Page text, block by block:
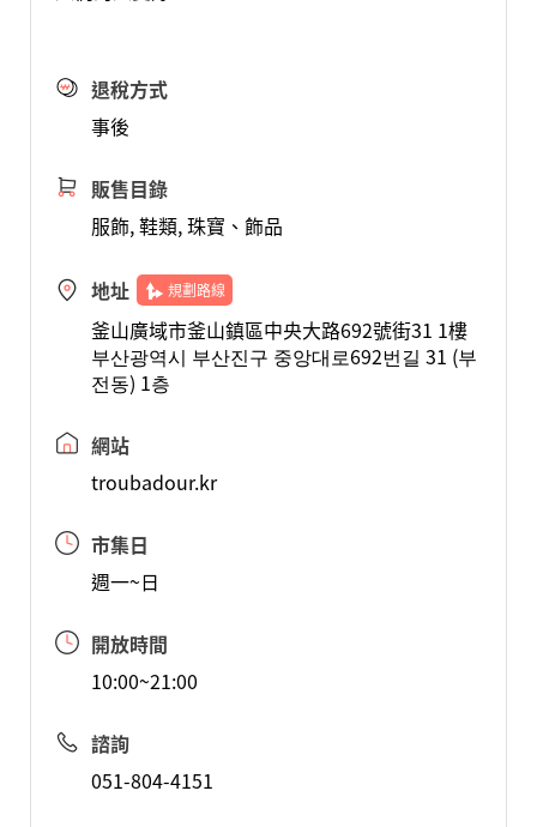
退稅方式
事後
販售目錄
服飾, 鞋類, 珠寶、飾品
地址 規劃路線
釜山廣域市釜山鎮區中央大路692號街31 1樓
부산광역시 부산진구 중앙대로692번길 31 (부
전동) 1층
網站
troubadour.kr
市集日
週一~日
開放時間
10:00~21:00
諮詢
051-804-4151